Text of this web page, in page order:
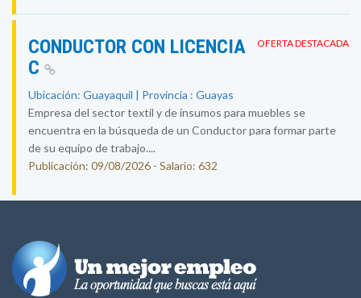
OFERTA DESTACADA
CONDUCTOR CON LICENCIA
C
Ubicación: Guayaquil | Provincia : Guayas
Empresa del sector textil y de insumos para muebles se
encuentra en la búsqueda de un Conductor para formar parte
de su equipo de trabajo....
Publicación: 09/08/2026 - Salario: 632